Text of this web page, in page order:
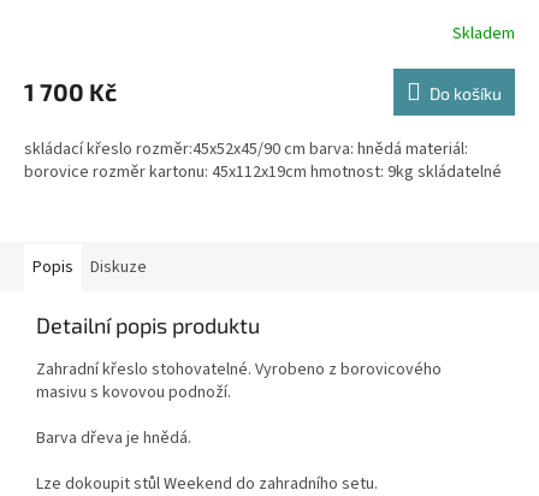
Skladem
1 700 Kč Do košíku
skládací křeslo rozměr:45x52x45/90 cm barva: hnědá materiál:
borovice rozměr kartonu: 45x112x19cm hmotnost: 9kg skládatelné
Popis Diskuze
Detailní popis produktu
Zahradní křeslo stohovatelné. Vyrobeno z borovicového
masivu s kovovou podnoží.
Barva dřeva je hnědá.
Lze dokoupit stůl Weekend do zahradního setu.